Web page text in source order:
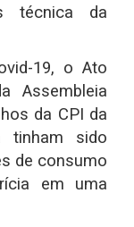
técnica da
19, o Ato
Assembleia
da CPI da
tinham sido
de consumo
em uma